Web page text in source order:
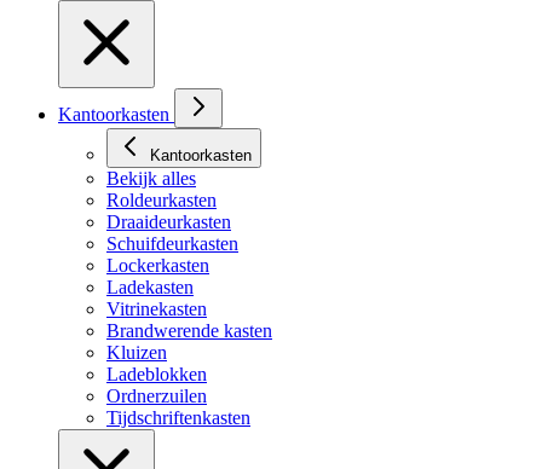
Kantoorkasten
Kantoorkasten
Bekijk alles
Roldeurkasten
Draaideurkasten
Schuifdeurkasten
Lockerkasten
Ladekasten
Vitrinekasten
Brandwerende kasten
Kluizen
Ladeblokken
Ordnerzuilen
Tijdschriftenkasten